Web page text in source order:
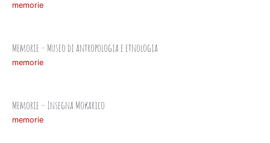
memorie
Memorie – Museo di antropologia e etnologia
memorie
Memorie – Insegna Mokarico
memorie